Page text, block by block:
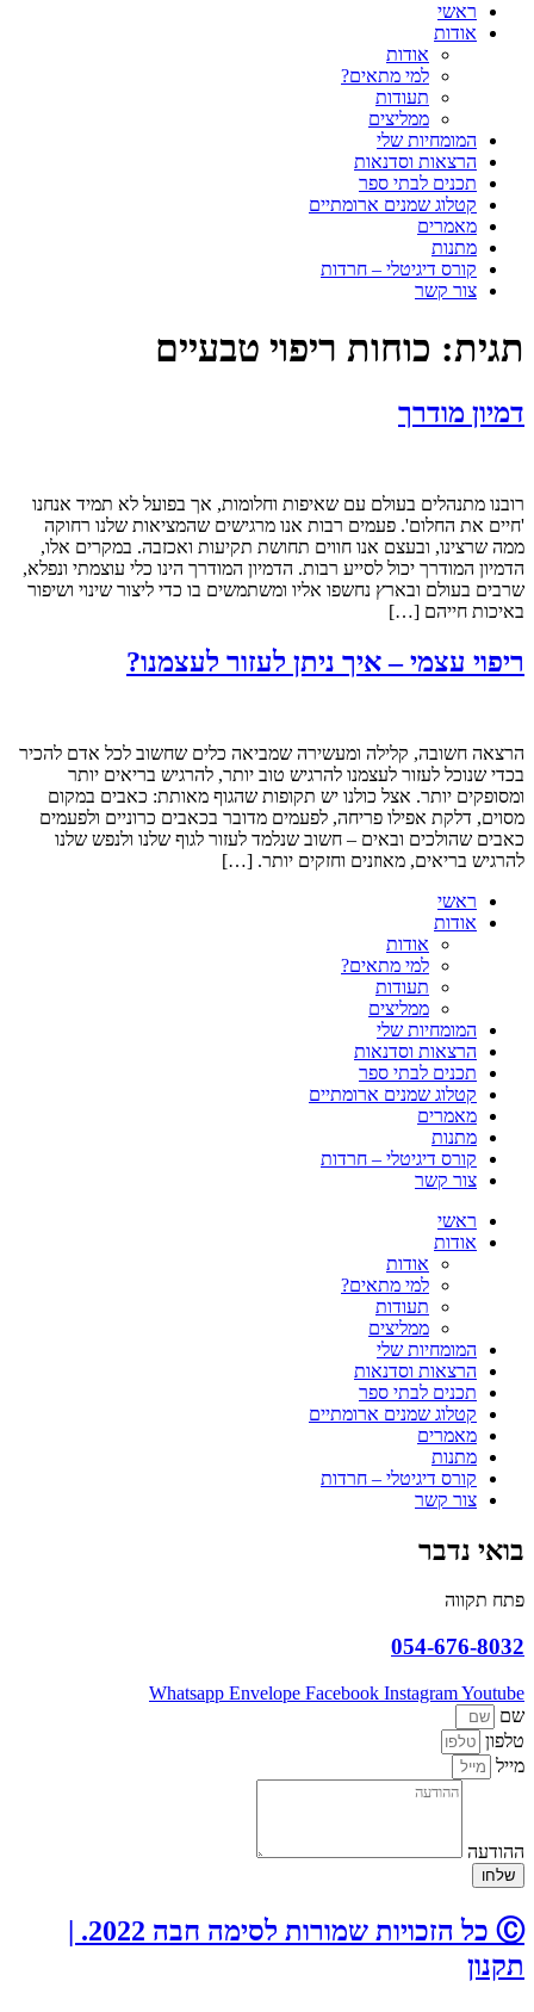
ראשי
אודות
אודות
למי מתאים?
תעודות
ממליצים
המומחיות שלי
הרצאות וסדנאות
תכנים לבתי ספר
קטלוג שמנים ארומתיים
מאמרים
מתנות
קורס דיגיטלי – חרדות
צור קשר
תגית: כוחות ריפוי טבעיים
דמיון מודרך
רובנו מתנהלים בעולם עם שאיפות וחלומות, אך בפועל לא תמיד אנחנו
'חיים את החלום'. פעמים רבות אנו מרגישים שהמציאות שלנו רחוקה
ממה שרצינו, ובעצם אנו חווים תחושת תקיעות ואכזבה. במקרים אלו,
הדמיון המודרך יכול לסייע רבות. הדמיון המודרך הינו כלי עוצמתי ונפלא,
שרבים בעולם ובארץ נחשפו אליו ומשתמשים בו כדי ליצור שינוי ושיפור
באיכות חייהם […]
ריפוי עצמי – איך ניתן לעזור לעצמנו?
הרצאה חשובה, קלילה ומעשירה שמביאה כלים שחשוב לכל אדם להכיר
בכדי שנוכל לעזור לעצמנו להרגיש טוב יותר, להרגיש בריאים יותר
ומסופקים יותר. אצל כולנו יש תקופות שהגוף מאותת: כאבים במקום
מסוים, דלקת אפילו פריחה, לפעמים מדובר בכאבים כרוניים ולפעמים
כאבים שהולכים ובאים – חשוב שנלמד לעזור לגוף שלנו ולנפש שלנו
להרגיש בריאים, מאוזנים וחזקים יותר. […]
ראשי
אודות
אודות
למי מתאים?
תעודות
ממליצים
המומחיות שלי
הרצאות וסדנאות
תכנים לבתי ספר
קטלוג שמנים ארומתיים
מאמרים
מתנות
קורס דיגיטלי – חרדות
צור קשר
ראשי
אודות
אודות
למי מתאים?
תעודות
ממליצים
המומחיות שלי
הרצאות וסדנאות
תכנים לבתי ספר
קטלוג שמנים ארומתיים
מאמרים
מתנות
קורס דיגיטלי – חרדות
צור קשר
בואי נדבר
פתח תקווה
054-676-8032
Whatsapp Envelope Facebook InstagramYoutube
שם
טלפון
מייל
ההודעה
שלחו
Ⓒ כל הזכויות שמורות לסימה חבה 2022. |
תקנון